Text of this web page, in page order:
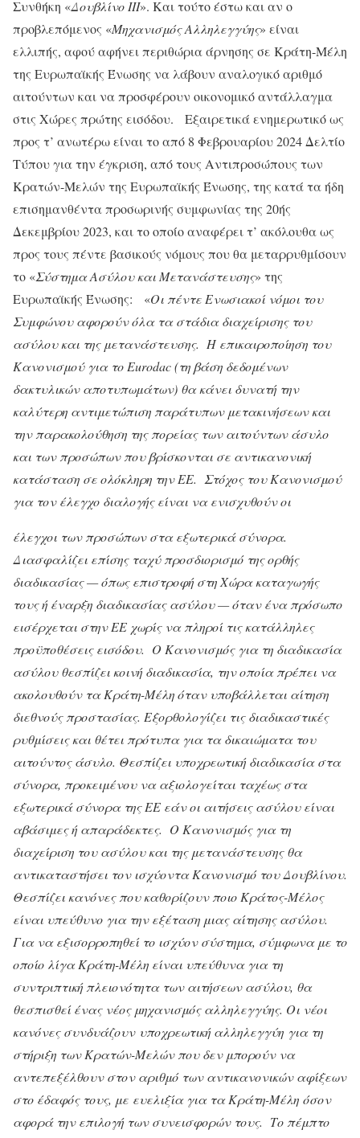
Συνθήκη «Δουβλίνο ΙΙΙ». Και τούτο έστω και αν ο
προβλεπόμενος «ΜηχανισμόςΑλληλεγγύης» είναι
ελλιπής, αφού αφήνει περιθώρια άρνησης σε Κράτη-Μέλη
της Ευρωπαϊκής Ένωσης να λάβουν αναλογικό αριθμό
αιτούντων και να προσφέρουν οικονομικό αντάλλαγμα
στις Χώρες πρώτης εισόδου. Εξαιρετικά ενημερωτικό ως
προς τ’ ανωτέρω είναι το από 8 Φεβρουαρίου 2024 Δελτίο
Τύπου για την έγκριση, από τους Αντιπροσώπους των
Κρατών-Μελών της Ευρωπαϊκής Ένωσης, της κατά τα ήδη
επισημανθέντα προσωρινής συμφωνίας της 20ής
Δεκεμβρίου 2023, και το οποίο αναφέρει τ’ ακόλουθα ως
προς τους πέντε βασικούς νόμους που θα μεταρρυθμίσουν
το «Σύστημα Ασύλου και Μετανάστευσης» της
Ευρωπαϊκής Ένωσης: «Οι πέντε Ενωσιακοί νόμοι του
Συμφώνου αφορούν όλα τα στάδια διαχείρισης του
ασύλου και της μετανάστευσης. Η επικαιροποίηση του
Κανονισμού για το Eurodac(τη βάση δεδομένων
δακτυλικών αποτυπωμάτων) θα κάνει δυνατή την
καλύτερη αντιμετώπιση παράτυπων μετακινήσεων και
την παρακολούθηση της πορείας των αιτούντων άσυλο
και των προσώπων που βρίσκονται σε αντικανονική
κατάσταση σε ολόκληρη την ΕΕ. Στόχος του Κανονισμού
για τον έλεγχο διαλογής είναι να ενισχυθούν οι
έλεγχοι των προσώπων στα εξωτερικά σύνορα.
Διασφαλίζει επίσης ταχύ προσδιορισμό της ορθής
διαδικασίας — όπως επιστροφή στη Χώρα καταγωγής
τους ή έναρξη διαδικασίας ασύλου — όταν ένα πρόσωπο
εισέρχεται στην ΕΕ χωρίς να πληροί τις κατάλληλες
προϋποθέσεις εισόδου. Ο Κανονισμός για τη διαδικασία
ασύλου θεσπίζει κοινή διαδικασία, την οποία πρέπει να
ακολουθούν τα Κράτη-Μέλη όταν υποβάλλεται αίτηση
διεθνούς προστασίας. Εξορθολογίζει τις διαδικαστικές
ρυθμίσεις και θέτει πρότυπα για τα δικαιώματα του
αιτούντος άσυλο. Θεσπίζει υποχρεωτική διαδικασία στα
σύνορα, προκειμένου να αξιολογείται ταχέως στα
εξωτερικά σύνορα της ΕΕ εάν οι αιτήσεις ασύλου είναι
αβάσιμες ή απαράδεκτες. Ο Κανονισμός για τη
διαχείριση του ασύλου και της μετανάστευσης θα
αντικαταστήσει τον ισχύοντα Κανονισμό του Δουβλίνου.
Θεσπίζει κανόνες που καθορίζουν ποιο Κράτος-Μέλος
είναι υπεύθυνο για την εξέταση μιας αίτησης ασύλου.
Για να εξισορροπηθεί το ισχύον σύστημα, σύμφωνα με το
οποίο λίγα Κράτη-Μέλη είναι υπεύθυνα για τη
συντριπτική πλειονότητα των αιτήσεων ασύλου, θα
θεσπισθεί ένας νέος μηχανισμός αλληλεγγύης. Οι νέοι
κανόνες συνδυάζουν υποχρεωτική αλληλεγγύη για τη
στήριξη των Κρατών-Μελών που δεν μπορούν να
αντεπεξέλθουν στον αριθμό των αντικανονικών αφίξεων
στο έδαφός τους, με ευελιξία για τα Κράτη-Μέλη όσον
αφορά την επιλογή των συνεισφορών τους. Το πέμπτο